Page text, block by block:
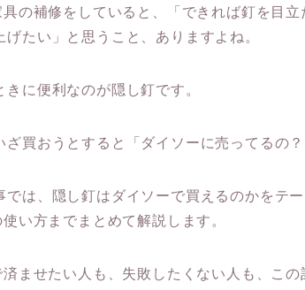
具の補修をしていると、「できれば釘を目
げたい」と思うこと、ありますよね。
きに便利なのが隠し釘です。
ざ買おうとすると「ダイソーに売ってるの
では、隠し釘はダイソーで買えるのかをテ
い方までまとめて解説します。
ませたい人も、失敗したくない人も、こ